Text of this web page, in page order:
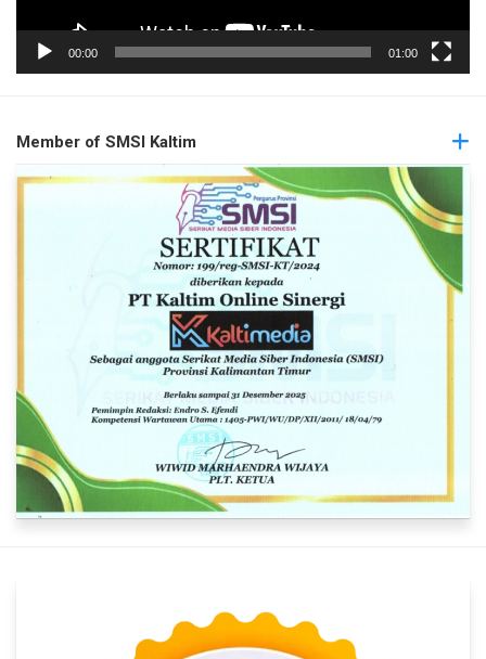
00:00 01:00
Member of SMSI Kaltim